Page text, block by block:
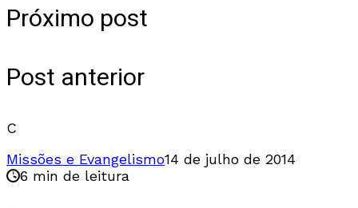
Próximo post
Post anterior
C
Missões e Evangelismo14 de julho de 2014
6 min de leitura